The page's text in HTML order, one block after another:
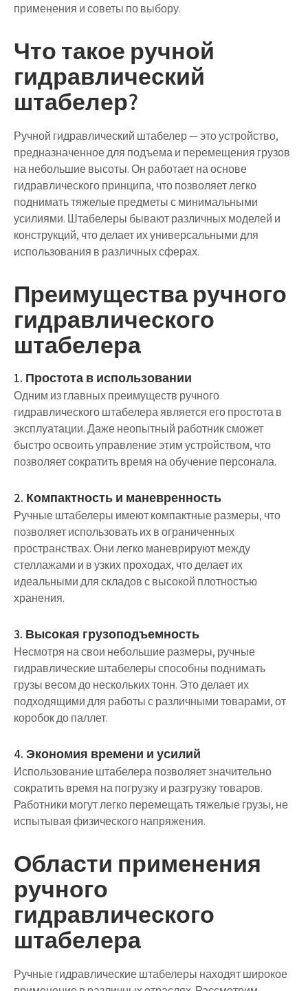
применения и советы по выбору.
Что такое ручной
гидравлический
штабелер?
Ручной гидравлический штабелер — это устройство,
предназначенное для подъема и перемещения грузов
на небольшие высоты. Он работает на основе
гидравлического принципа, что позволяет легко
поднимать тяжелые предметы с минимальными
усилиями. Штабелеры бывают различных моделей и
конструкций, что делает их универсальными для
использования в различных сферах.
Преимущества ручного
гидравлического
штабелера
1. Простота в использовании
Одним из главных преимуществ ручного
гидравлического штабелера является его простота в
эксплуатации. Даже неопытный работник сможет
быстро освоить управление этим устройством, что
позволяет сократить время на обучение персонала.
2. Компактность и маневренность
Ручные штабелеры имеют компактные размеры, что
позволяет использовать их в ограниченных
пространствах. Они легко маневрируют между
стеллажами и в узких проходах, что делает их
идеальными для складов с высокой плотностью
хранения.
3. Высокая грузоподъемность
Несмотря на свои небольшие размеры, ручные
гидравлические штабелеры способны поднимать
грузы весом до нескольких тонн. Это делает их
подходящими для работы с различными товарами, от
коробок до паллет.
4. Экономия времени и усилий
Использование штабелера позволяет значительно
сократить время на погрузку и разгрузку товаров.
Работники могут легко перемещать тяжелые грузы, не
испытывая физического напряжения.
Области применения
ручного
гидравлического
штабелера
Ручные гидравлические штабелеры находят широкое